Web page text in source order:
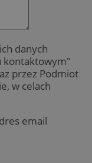
danych
kontaktowym"
przez Podmiot
w celach
email